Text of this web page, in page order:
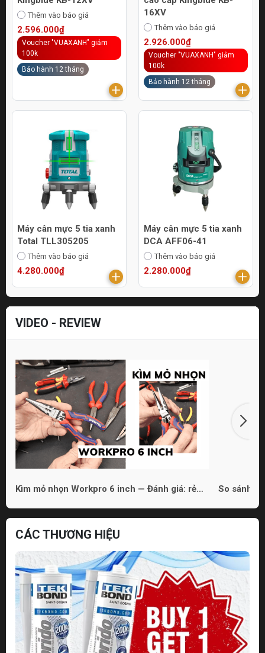
Thêm vào báo giá
2.596.000₫
Voucher "VUAXANH" giảm
100k
Bảo hành 12 tháng
16XV
Thêm vào báo giá
2.926.000₫
Voucher "VUAXANH" giảm
100k
Bảo hành 12 tháng
Máy cân mực 5 tia xanh
Total TLL305205
Thêm vào báo giá
4.280.000₫
Máy cân mực 5 tia xanh
DCA AFF06-41
Thêm vào báo giá
2.280.000₫
VIDEO - REVIEW
Kìm mỏ nhọn Workpro 6 inch — Đánh giá: rẻ
So sánh 3
CÁC THƯƠNG HIỆU